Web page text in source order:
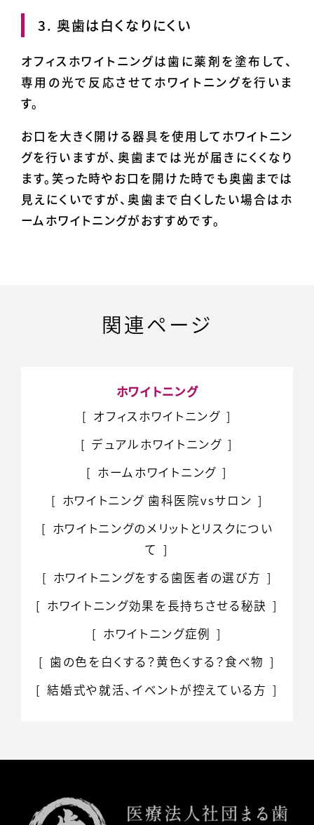
3. 奥歯は白くなりにくい
オフィスホワイトニングは歯に薬剤を塗布して、
専用の光で反応させてホワイトニングを行いま
す。
お口を大きく開ける器具を使用してホワイトニン
グを行いますが、奥歯までは光が届きにくくなり
ます。笑った時やお口を開けた時でも奥歯までは
見えにくいですが、奥歯まで白くしたい場合はホ
ームホワイトニングがおすすめです。
関連ページ
ホワイトニング
オフィスホワイトニング
デュアルホワイトニング
ホームホワイトニング
ホワイトニング 歯科医院vsサロン
ホワイトニングのメリット とリスクについ
て
ホワイトニングをする歯医者の選び方
ホワイトニング効果を長持ちさせる秘訣
ホワイトニング症例
歯の色を白くする？黄色くする？食べ物
結婚式や就活、イベントが控えている方